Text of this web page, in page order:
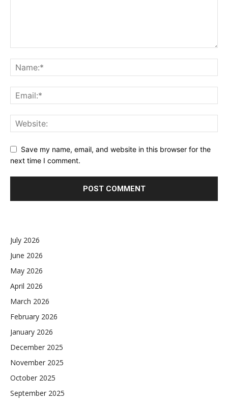
Save my name, email, and website in this browser for the
next time I comment.
July 2026
June 2026
May 2026
April 2026
March 2026
February 2026
January 2026
December 2025
November 2025
October 2025
September 2025